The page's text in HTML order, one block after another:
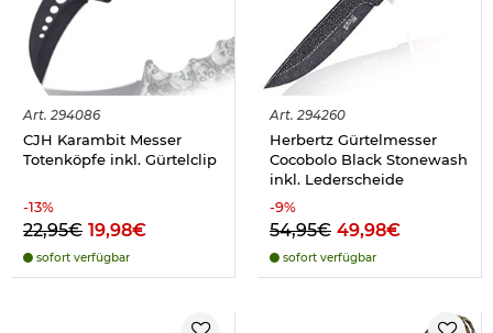
Art. 294086
CJH Karambit Messer
Totenköpfe inkl. Gürtelclip
-13%
22,95€ 19,98€
sofort verfügbar
Art. 294260
Herbertz Gürtelmesser
Cocobolo Black Stonewash
inkl. Lederscheide
-9%
54,95€ 49,98€
sofort verfügbar